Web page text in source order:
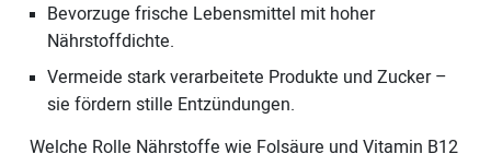
Bevorzuge frische Lebensmittel mit hoher
Nährstoffdichte.
Vermeide stark verarbeitete Produkte und Zucker –
sie fördern stille Entzündungen.
Welche Rolle Nährstoffe wie Folsäure und Vitamin B12